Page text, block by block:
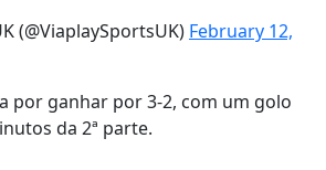
(@ViaplaySportsUK) February 12,
por ganhar por 3-2, com um golo
da 2ª parte.